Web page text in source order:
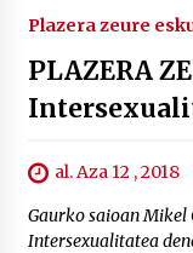
Plazera zeure
PLAZERA
al. Aza 12 , 2018
Gaurko saioan Mikel
Intersexualitatea